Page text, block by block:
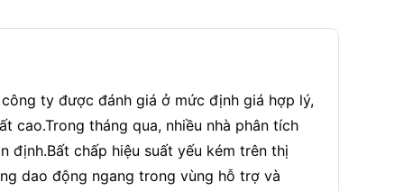
ty được đánh giá ở mức định giá hợp lý,
cao.Trong tháng qua, nhiều nhà phân tích
định.Bất chấp hiệu suất yếu kém trên thị
dao động ngang trong vùng hỗ trợ và